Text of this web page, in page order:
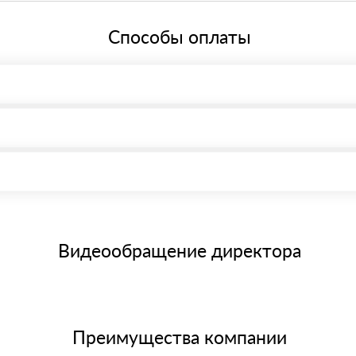
Способы оплаты
банковским картам
Видеообращение директора
Преимущества компании